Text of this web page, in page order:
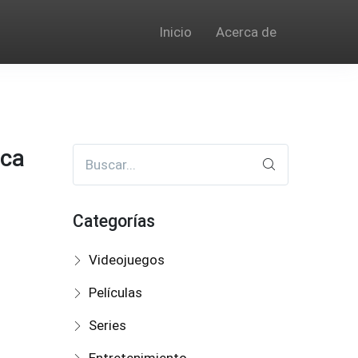
Inicio Acerca de
Buscar...
Categorías
Videojuegos
Películas
Series